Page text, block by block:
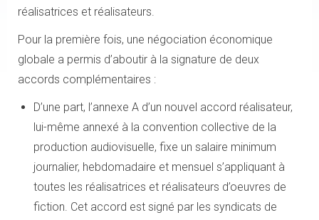
réalisatrices et réalisateurs.
Pour la première fois, une négociation économique
globale a permis d’aboutir à la signature de deux
accords complémentaires :
D’une part, l’annexe A d’un nouvel accord réalisateur,
lui-même annexé à la convention collective de la
production audiovisuelle, fixe un salaire minimum
journalier, hebdomadaire et mensuel s’appliquant à
toutes les réalisatrices et réalisateurs d’oeuvres de
fiction. Cet accord est signé par les syndicats de